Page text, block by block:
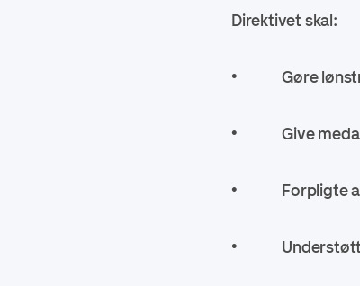
Direktivet skal:
• Gøre
• Give
• Forpligte
• Understøtte